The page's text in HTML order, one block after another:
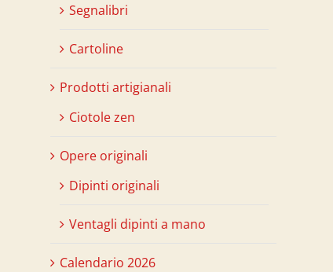
Segnalibri
Cartoline
Prodotti artigianali
Ciotole zen
Opere originali
Dipinti originali
Ventagli dipinti a mano
Calendario 2026